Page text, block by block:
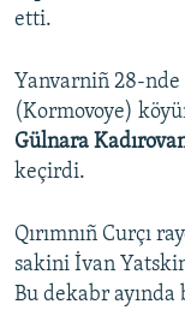
etti​.
Yanvarniñ 28-nde
(Kormovoye)
Gülnara
keçirdi.
Qırımnıñ Curçı
sakini İvan
Bu dekabr ayında